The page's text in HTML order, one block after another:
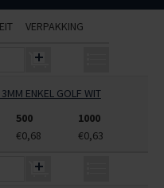
VERPAKKING
ENKEL GOLF WIT
500
1000
€0,68 €0,63